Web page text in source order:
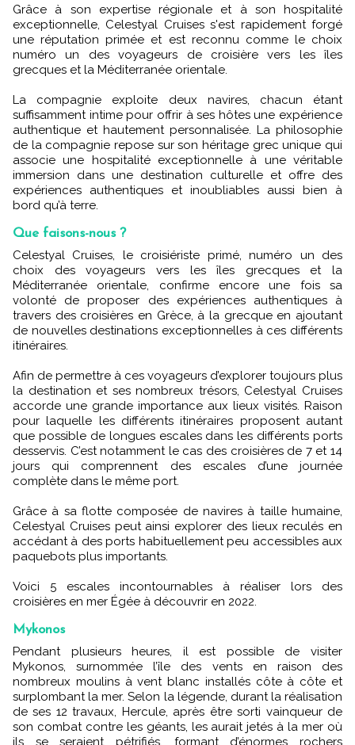
Grâce à son expertise régionale et à son hospitalité
exceptionnelle, Celestyal Cruises s'est rapidement forgé
une réputation primée et est reconnu comme le choix
numéro un des voyageurs de croisière vers les îles
grecques et la Méditerranée orientale.
La compagnie exploite deux navires, chacun étant
suffisamment intime pour offrir à ses hôtes une expérience
authentique et hautement personnalisée. La philosophie
de la compagnie repose sur son héritage grec unique qui
associe une hospitalité exceptionnelle à une véritable
immersion dans une destination culturelle et offre des
expériences authentiques et inoubliables aussi bien à
bord qu’à terre.
Que faisons-nous ?
Celestyal Cruises, le croisiériste primé, numéro un des
choix des voyageurs vers les îles grecques et la
Méditerranée orientale, confirme encore une fois sa
volonté de proposer des expériences authentiques à
travers des croisières en Grèce, à la grecque en ajoutant
de nouvelles destinations exceptionnelles à ces différents
itinéraires.
Afin de permettre à ces voyageurs d’explorer toujours plus
la destination et ses nombreux trésors, Celestyal Cruises
accorde une grande importance aux lieux visités. Raison
pour laquelle les différents itinéraires proposent autant
que possible de longues escales dans les différents ports
desservis. C’est notamment le cas des croisières de 7 et 14
jours qui comprennent des escales d’une journée
complète dans le même port.
Grâce à sa flotte composée de navires à taille humaine,
Celestyal Cruises peut ainsi explorer des lieux reculés en
accédant à des ports habituellement peu accessibles aux
paquebots plus importants.
Voici 5 escales incontournables à réaliser lors des
croisières en mer Égée à découvrir en 2022.
Mykonos
Pendant plusieurs heures, il est possible de visiter
Mykonos, surnommée l’île des vents en raison des
nombreux moulins à vent blanc installés côte à côte et
surplombant la mer. Selon la légende, durant la réalisation
de ses 12 travaux, Hercule, après être sorti vainqueur de
son combat contre les géants, les aurait jetés à la mer où
ils se seraient pétrifiés, formant d’énormes rochers